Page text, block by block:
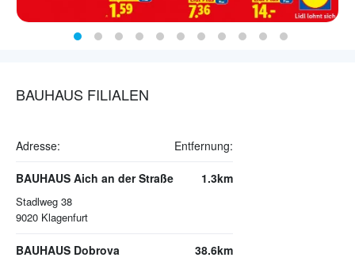
BAUHAUS FILIALEN
Adresse: Entfernung:
BAUHAUS Aich an der Straße
Stadlweg 38
9020 Klagenfurt
1.3km
BAUHAUS Dobrova 38.6km